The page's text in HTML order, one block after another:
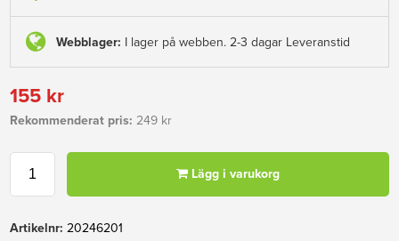
Webblager: I lager på webben. 2-3 dagar Leveranstid
155 kr
Rekommenderat pris: 249 kr
Lägg i varukorg
Artikelnr: 20246201